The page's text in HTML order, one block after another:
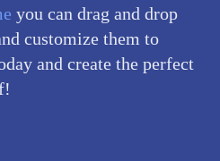
you can drag and drop
customize them to
and create the perfect